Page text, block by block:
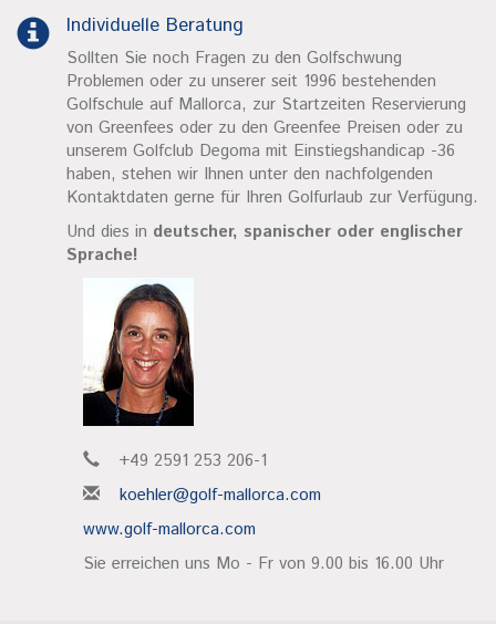
Individuelle Beratung
Sollten Sie noch Fragen zu den Golfschwung
Problemen oder zu unserer seit 1996 bestehenden
Golfschule auf Mallorca, zur Startzeiten Reservierung
von Greenfees oder zu den Greenfee Preisen oder zu
unserem Golfclub Degoma mit Einstiegshandicap -36
haben, stehen wir Ihnen unter den nachfolgenden
Kontaktdaten gerne für Ihren Golfurlaub zur Verfügung.
Und dies in deutscher, spanischer oder englischer
Sprache!
+49 2591 253 206-1
koehler@golf-mallorca.com
www.golf-mallorca.com
Sie erreichen uns Mo - Fr von 9.00 bis 16.00 Uhr